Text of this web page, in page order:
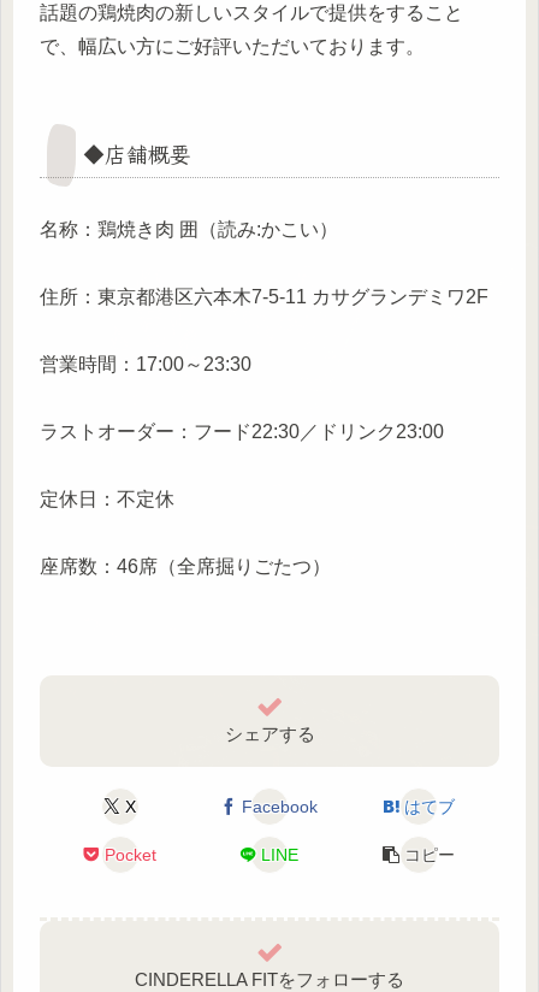
話題の鶏焼肉の新しいスタイルで提供をすること
で、幅広い方にご好評いただいております。
◆店舗概要
名称：鶏焼き肉 囲（読み:かこい）
住所：東京都港区六本木7-5-11 カサグランデミワ2F
営業時間：17:00～23:30
ラストオーダー：フード22:30／ドリンク23:00
定休日：不定休
座席数：46席（全席掘りごたつ）
シェアする
X Facebook はてブ
Pocket LINE コピー
CINDERELLA FITをフォローする